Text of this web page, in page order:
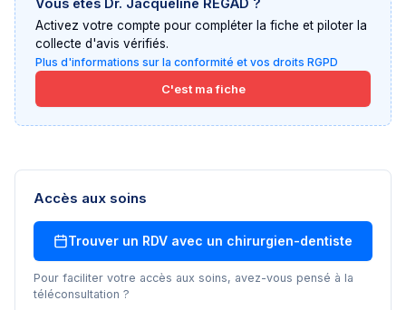
Vous êtes Dr. Jacqueline REGAD ?
Activez votre compte pour compléter la fiche et piloter la
collecte d'avis vérifiés.
Plus d'informations sur la conformité et vos droits RGPD
C'est ma fiche
Accès aux soins
Trouver un RDV avec un chirurgien-dentiste
Pour faciliter votre accès aux soins, avez-vous pensé à la
téléconsultation ?